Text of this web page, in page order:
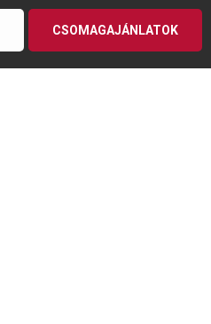
CSOMAGAJÁNLATOK